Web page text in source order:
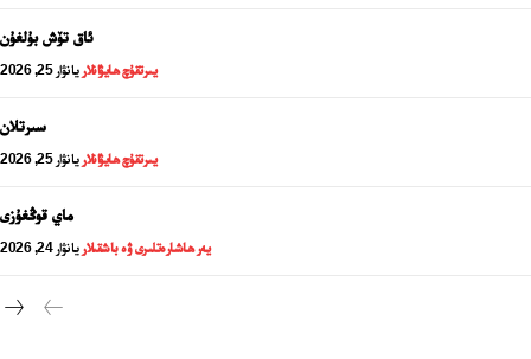
ئاق تۆش بۇلغۇن
يىرتقۇچ ھايۋانلار يانۋار 25, 2026
سىرتلان
يىرتقۇچ ھايۋانلار يانۋار 25, 2026
ماي قوڭغۇزى
يەر ھاشارەتلىرى ۋە باشقىلار يانۋار 24, 2026